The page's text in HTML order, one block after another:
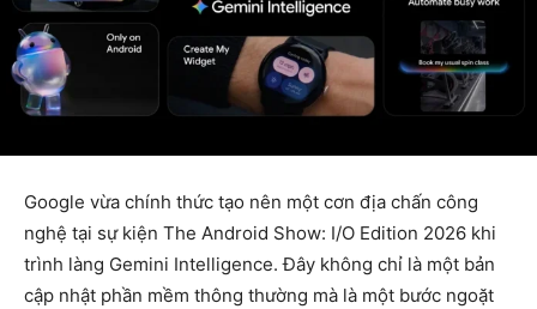
Google vừa chính thức tạo nên một cơn địa chấn công
nghệ tại sự kiện The Android Show: I/O Edition 2026 khi
trình làng Gemini Intelligence. Đây không chỉ là một bản
cập nhật phần mềm thông thường mà là một bước ngoặt